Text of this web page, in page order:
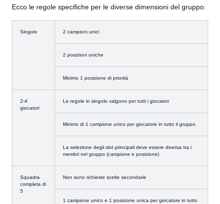
Ecco le regole specifiche per le diverse dimensioni del gruppo:
Singolo 2 campioni unici
2 posizioni uniche
Minimo 1 posizione di priorità
2-4
giocatori
Le regole in singolo valgono per tutti i giocatori
Minimo di 1 campione unico per giocatore in tutto il gruppo
La selezione degli slot principali deve essere diversa tra i
membri nel gruppo (campione e posizione)
Squadra
completa di
5
Non sono richieste scelte secondarie
1 campione unico e 1 posizione unica per giocatore in tutto